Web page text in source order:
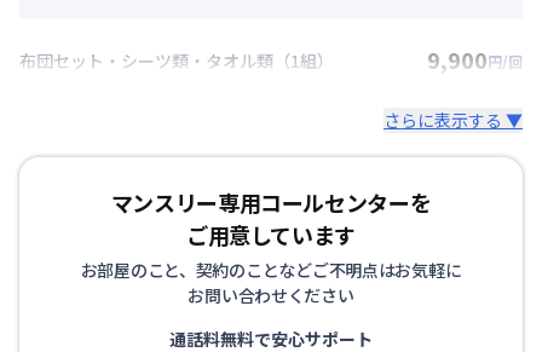
布団セット・シーツ類・タオル類（1組） 9,900円/回
さらに表示する ▼
マンスリー専用コールセンターを
ご用意しています
お部屋のこと、契約のことなどご不明点はお気軽に
お問い合わせください
通話料無料で安心サポート